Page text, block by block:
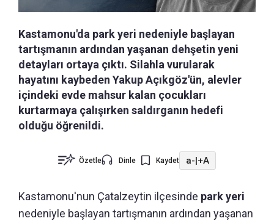
Kastamonu'da park yeri nedeniyle başlayan
tartışmanın ardından yaşanan dehşetin yeni
detayları ortaya çıktı. Silahla vurularak
hayatını kaybeden Yakup Açıkgöz'ün, alevler
içindeki evde mahsur kalan çocukları
kurtarmaya çalışırken saldırganın hedefi
olduğu öğrenildi.
Özetle Dinle Kaydet a-|+A
Kastamonu'nun Çatalzeytin ilçesinde park yeri
nedeniyle başlayan tartışmanın ardından yaşanan